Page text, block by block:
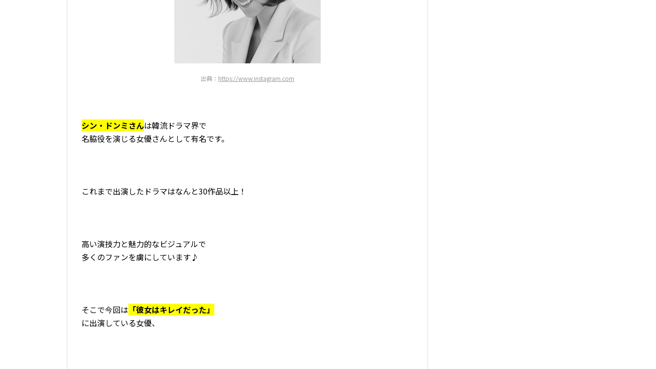
出典： https://www.instagram.com
シン・ドンミさんは韓流ドラマ界で
名脇役を演じる女優さんとして有名です。
これまで出演したドラマはなんと30作品以上！
高い演技力と魅力的なビジュアルで
多くのファンを虜にしています♪
そこで今回は 「彼女はキレイだった」
に出演している女優、